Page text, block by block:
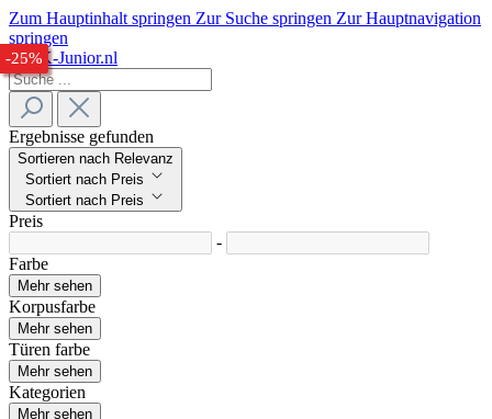
Zum Hauptinhalt springen Zur Suche springen Zur Hauptnavigation
springen
Ergebnisse gefunden
Sortieren nach Relevanz
Sortiert nach Preis
Sortiert nach Preis
Preis
-
Farbe
Mehr sehen
Korpusfarbe
Mehr sehen
Türen farbe
Mehr sehen
Kategorien
Mehr sehen
-24%
-25%
-26%
-25%